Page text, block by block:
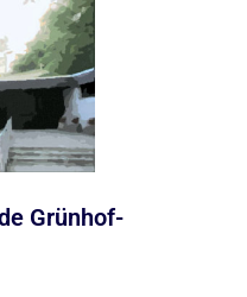
Grünhof-